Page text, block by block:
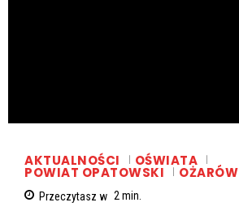
AKTUALNOŚCI OŚWIATA
POWIAT OPATOWSKI OŻARÓW
Przeczytasz w 2min.